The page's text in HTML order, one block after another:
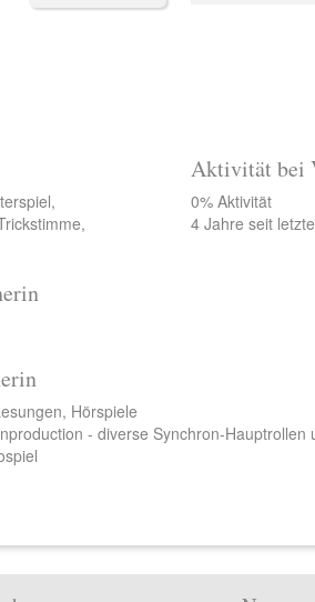
Aktivität bei
0% Aktivität
4 Jahre seit
Hörspiele
- diverse Synchron-Hauptrollen